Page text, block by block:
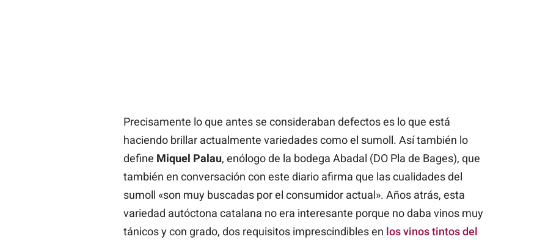
Precisamente lo que antes se consideraban defectos es lo que está
haciendo brillar actualmente variedades como el sumoll. Así también lo
define Miquel Palau, enólogo de la bodega Abadal (DO Pla de Bages), que
también en conversación con este diario afirma que las cualidades del
sumoll «son muy buscadas por el consumidor actual». Años atrás, esta
variedad autóctona catalana no era interesante porque no daba vinos muy
tánicos y con grado, dos requisitos imprescindibles en los vinos tintos del